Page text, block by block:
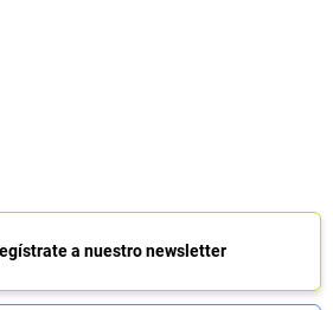
a nuestro newsletter